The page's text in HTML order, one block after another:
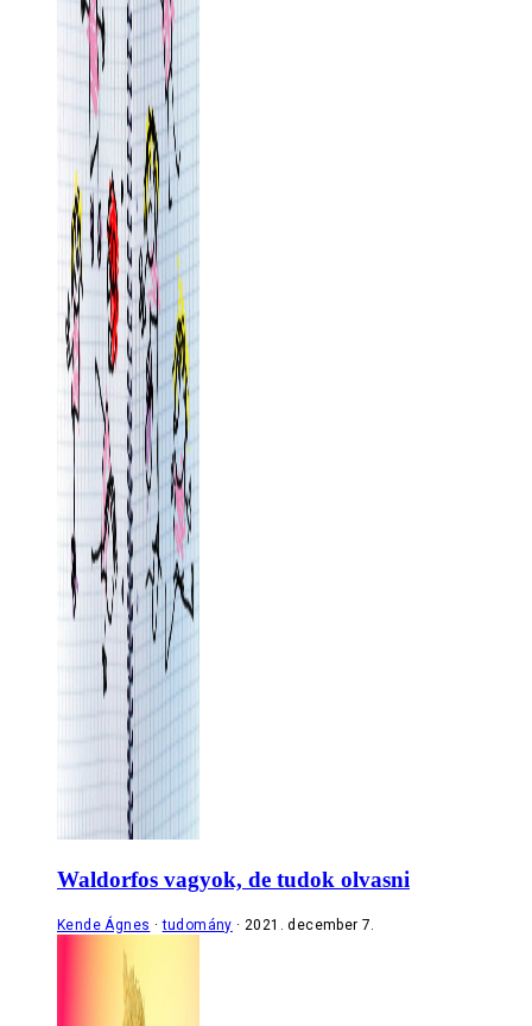
Waldorfos vagyok, de tudok olvasni
Kende Ágnes tudomány 2021. december 7.